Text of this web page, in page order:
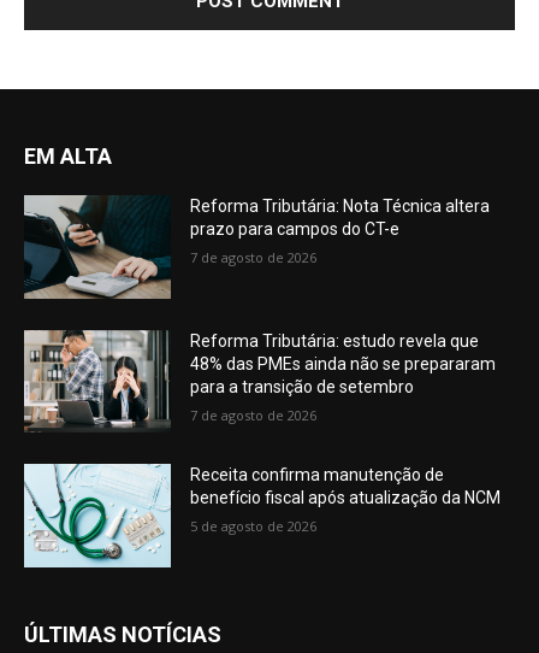
EM ALTA
Reforma Tributária: Nota Técnica altera
prazo para campos do CT-e
7 de agosto de 2026
Reforma Tributária: estudo revela que
48% das PMEs ainda não se prepararam
para a transição de setembro
7 de agosto de 2026
Receita confirma manutenção de
benefício fiscal após atualização da NCM
5 de agosto de 2026
ÚLTIMAS NOTÍCIAS